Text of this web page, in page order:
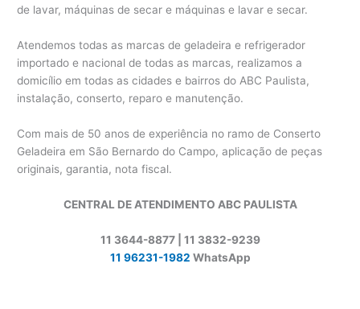
de lavar, máquinas de secar e máquinas e lavar e secar.
Atendemos todas as marcas de geladeira e refrigerador
importado e nacional de todas as marcas, realizamos a
domicílio em todas as cidades e bairros do ABC Paulista,
instalação, conserto, reparo e manutenção.
Com mais de 50 anos de experiência no ramo de Conserto
Geladeira em São Bernardo do Campo, aplicação de peças
originais, garantia, nota fiscal.
CENTRAL DE ATENDIMENTO ABC PAULISTA
11 3644-8877 | 11 3832-9239
11 96231-1982 WhatsApp